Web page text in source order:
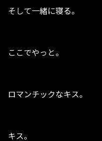
そして一緒に寝る。
ここでやっと。
ロマンチックなキス。
キス。